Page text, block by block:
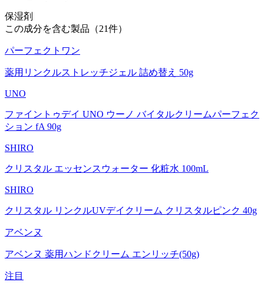
保湿剤
この成分を含む製品（21件）
パーフェクトワン
薬用リンクルストレッチジェル 詰め替え 50g
UNO
ファイントゥデイ UNO ウーノ バイタルクリームパーフェク
ション fA 90g
SHIRO
クリスタル エッセンスウォーター 化粧水 100mL
SHIRO
クリスタル リンクルUVデイクリーム クリスタルピンク 40g
アベンヌ
アベンヌ 薬用ハンドクリーム エンリッチ(50g)
注目